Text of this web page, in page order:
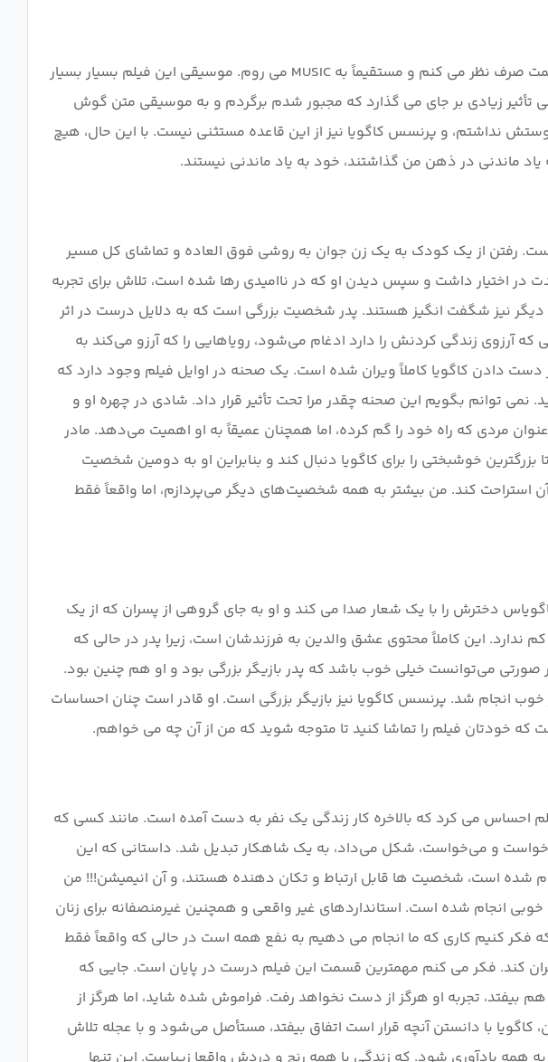
طراحی صدا و مواردی از این دست واقعا چیزی نیست که من در مورد آن زیاد می دانم، بنابراین از آن قسمت صرف نظر می کنم و مستقیماً به MUSIC می روم. موسیقی این فیلم بسیار بسیار
تأثیر زیادی بر جای می گذارد که مجبور شدم برگردم و به موسیقی متن گوش
نداشتم، و پرنسس کاگویا نیز از این قاعده مستثنی نیست. با این حال، هیچ
رفتن از یک کودک به یک زن جوان به روشی فوق العاده و تماشای کل مسیر
داشت و سپس دیدن او که در ناامیدی رها شده است، تلاش برای تجربه
نیز شگفت انگیز هستند. پدر شخصیت بزرگی است که به دلایل درست در اثر
آرزوی زندگی کردنش را دارد ادغام می‌شود، رویاهایی را که آرزو می‌کند به
دست دادن کاگویا کاملاً ویران شده است. یک صحنه در اوایل فیلم وجود دارد که
نمی توانم بگویم این صحنه چقدر مرا تحت تأثیر قرار داد. شادی در چهره او و
مردی که راه خود را گم کرده، اما همچنان عمیقاً به او اهمیت می‌دهد. مادر
خوشبختی را برای کاگویا دنبال کند و بنابراین او به دومین شخصیت
کند. من بیشتر به همه شخصیت‌های دیگر می‌پردازم، اما واقعاً فقط
دخترش را با یک شعار صدا می کند و او به جای گروهی از پسران که از یک
این کاملاً محتوی عشق والدین به فرزندشان است، زیرا پدر در حالی که
می‌توانست خیلی خوب باشد که پدر بازیگر بزرگی بود و او هم چنین بود.
انجام شد. پرنسس کاگویا نیز بازیگر بزرگی است. او قادر است چنان احساسات
احساس می کرد که بالاخره کار زندگی یک نفر به دست آمده است. مانند کسی که
و می‌خواست، شکل می‌داد، به یک شاهکار تبدیل شد. داستانی که این
شده است، شخصیت ها قابل ارتباط و تکان دهنده هستند، و آن انیمیشن!!! من
است، به خوبی انجام شده است. استانداردهای غیر واقعی و همچنین غیرمنصفانه برای زنان
که فکر کنیم کاری که ما انجام می دهیم به نفع همه است در حالی که واقعاً فقط
کند. فکر می کنم مهمترین قسمت این فیلم درست در پایان است. جایی که
بیفتد، تجربه او هرگز از دست نخواهد رفت. فراموش شده شاید، اما هرگز از
با دانستن آنچه قرار است اتفاق بیفتد، مستأصل می‌شود و با عجله تلاش